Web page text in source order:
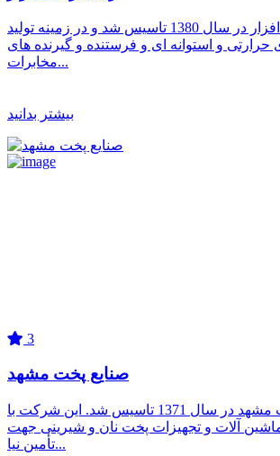
شرکت رایان رشد افزار در سال 1380 تاسیس شد و در زمینه تولید
حرارتی و استوانه ای و فرستنده و گیرنده های
مخابرات...
بیشتر بدانید
3
صنایع پخت مشهد
شرکت صنایع پخت مشهد در سال 1371 تاسیس شد. این شرکت با
آلات و تجهیزات پخت نان و شیرینی جهت
تأمین نیا...